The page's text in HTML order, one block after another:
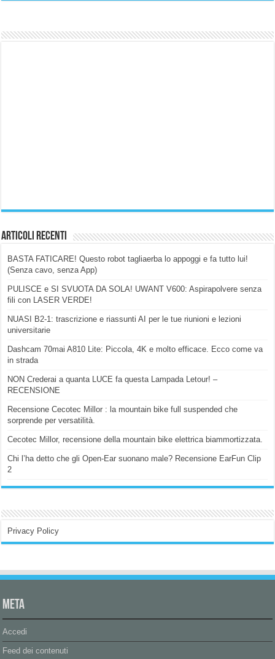
Articoli Recenti
BASTA FATICARE! Questo robot tagliaerba lo appoggi e fa tutto lui!
(Senza cavo, senza App)
PULISCE e SI SVUOTA DA SOLA! UWANT V600: Aspirapolvere senza
fili con LASER VERDE!
NUASI B2-1: trascrizione e riassunti AI per le tue riunioni e lezioni
universitarie
Dashcam 70mai A810 Lite: Piccola, 4K e molto efficace. Ecco come va
in strada
NON Crederai a quanta LUCE fa questa Lampada Letour! –
RECENSIONE
Recensione Cecotec Millor : la mountain bike full suspended che
sorprende per versatilità.
Cecotec Millor, recensione della mountain bike elettrica biammortizzata.
Chi l’ha detto che gli Open-Ear suonano male? Recensione EarFun Clip
2
Privacy Policy
Meta
Accedi
Feed dei contenuti